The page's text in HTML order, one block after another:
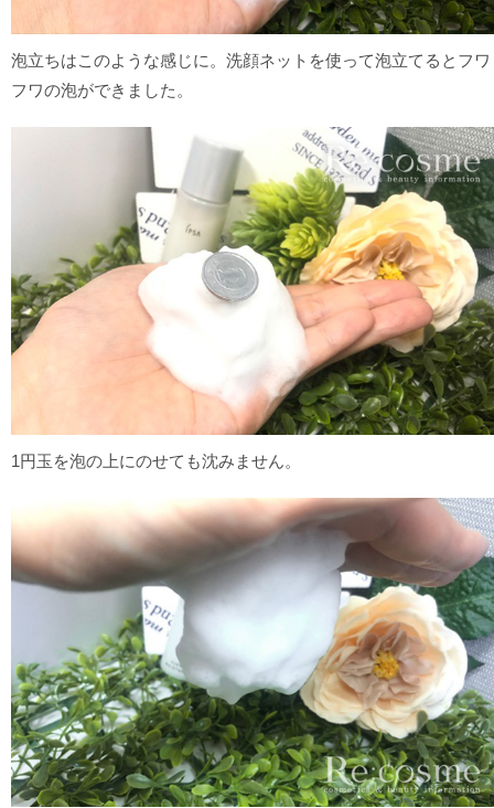
泡立ちはこのような感じに。洗顔ネットを使って泡立てるとフワ
フワの泡ができました。
1円玉を泡の上にのせても沈みません。